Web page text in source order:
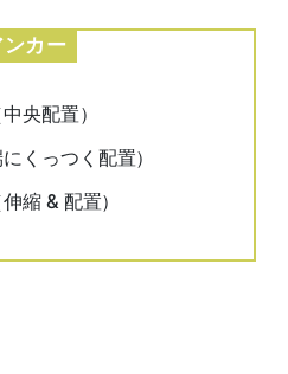
カー
央配置）
くっつく配置）
縮 & 配置）